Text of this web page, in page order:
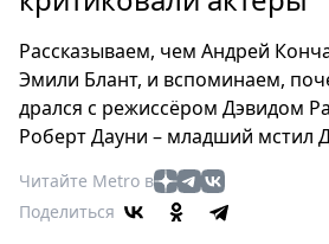
Туризм
Мода
Театр
Кино
Афиша
Книги
Рассказываем, чем Андрей
Эмили Блант, и вспоминаем,
дрался с режиссёром Дэвидом
Роберт Дауни – младший мстил
Читайте Metro в
Поделиться